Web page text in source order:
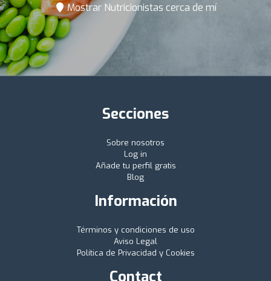
Mostrar Nutricionistas cerca de mí
Secciones
Sobre nosotros
Log in
Añade tu perfil gratis
Blog
Información
Términos y condiciones de uso
Aviso Legal
Política de Privacidad y Cookies
Contact